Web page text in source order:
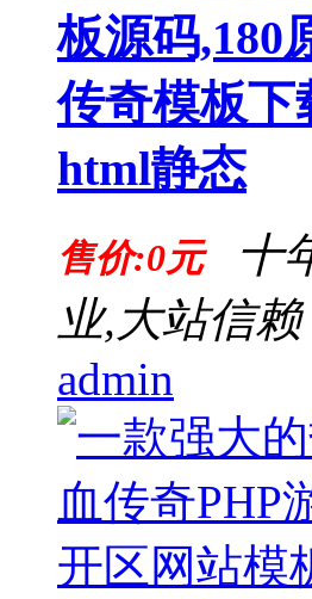
板源码,180
传奇模板下
html静态
售价:0元
十
业,大站信赖
admin